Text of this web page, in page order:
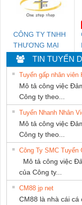
GIA HƯNG PHÁT
CÔNG TY TNHH
THƯƠNG MẠI
THIÊN ÂN VIỆT
NAM
TIN TUYỂN
Tuyển gấp nhân viên
Mô tả công việc
Công ty theo...
Tuyển Nhanh Nhân
Mô tả công việc
Công ty theo...
Công Ty SMC Tuyển
Mô tả công việc
của Công ty...
CM88 jp net
CM88 là nhà cái